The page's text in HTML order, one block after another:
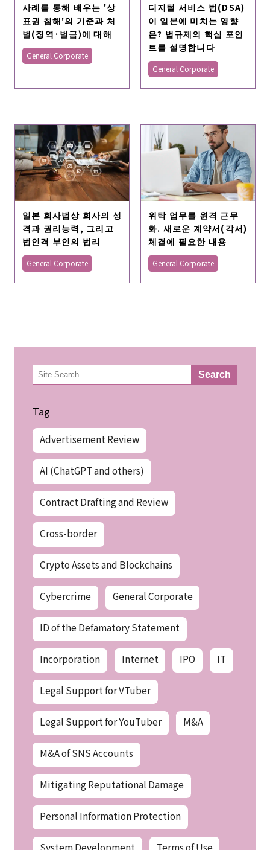
사례를 통해 배우는 '상
표권 침해'의 기준과 처
벌(징역·벌금)에 대해
General Corporate
디지털 서비스 법(DSA)
이 일본에 미치는 영향
은? 법규제의 핵심 포인
트를 설명합니다
General Corporate
일본 회사법상 회사의 성
격과 권리능력, 그리고
법인격 부인의 법리
General Corporate
위탁 업무를 원격 근무
화. 새로운 계약서(각서)
체결에 필요한 내용
General Corporate
検
索 Search
Tag
Advertisement Review
AI (ChatGPT and others)
Contract Drafting and Review
Cross-border
Crypto Assets and Blockchains
Cybercrime General Corporate
ID of the Defamatory Statement
Incorporation Internet IPO IT
Legal Support for VTuber
Legal Support for YouTuber M&A
M&A of SNS Accounts
Mitigating Reputational Damage
Personal Information Protection
System Development Terms of Use